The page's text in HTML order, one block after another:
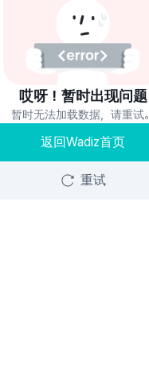
哎呀！暂时出现问题
暂时无法加载数据，请重试。
返回Wadiz首页
重试